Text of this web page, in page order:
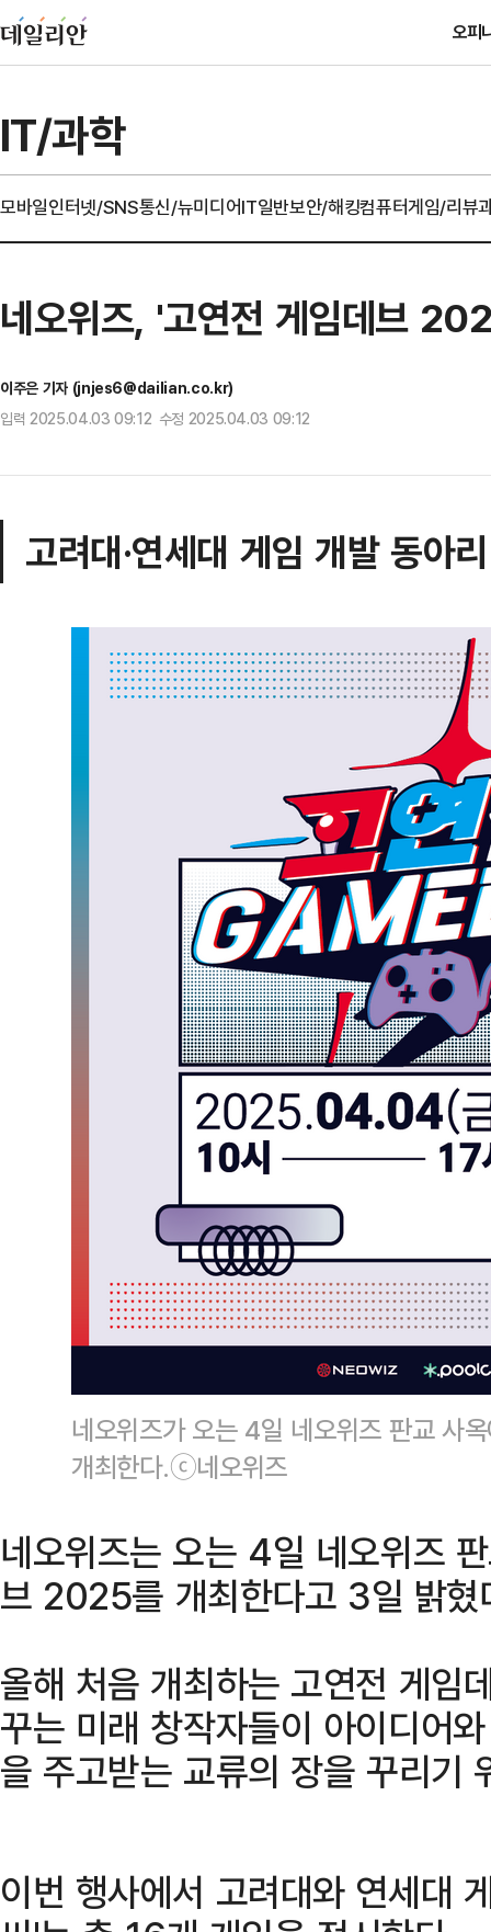
오피
IT/과학
모바일인터넷/SNS통신/뉴미디어IT일반보안/해킹컴퓨터게임/리뷰
네오위즈, '고연전 게임데브
이주은 기자 (jnjes6@dailian.co.kr)
입력 2025.04.03 09:12 수정 2025.04.03 09:12
고려대·연세대 게임 개발 동아
네오위즈가 오는 4일 네오위즈 판교 사
개최한다.ⓒ네오위즈
네오위즈는 오는 4일 네오위즈
브 2025를 개최한다고 3일 밝혔
올해 처음 개최하는 고연전 게
꾸는 미래 창작자들이 아이디어
을 주고받는 교류의 장을 꾸리기
이번 행사에서 고려대와 연세대